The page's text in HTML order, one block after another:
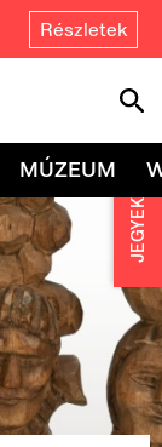
Részletek
MÚZEUM
JEGYEK